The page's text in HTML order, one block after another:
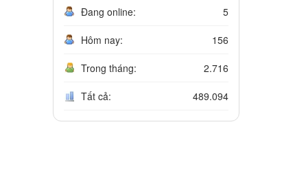
Đang online: 5
Hôm nay: 156
Trong tháng: 2.716
Tất cả: 489.094